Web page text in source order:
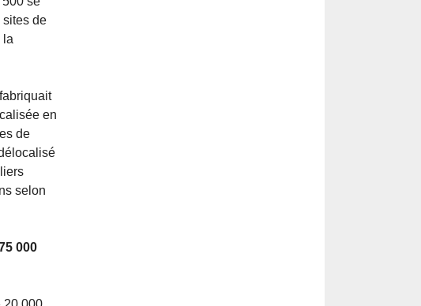
sites de
la
en
de
selon
000